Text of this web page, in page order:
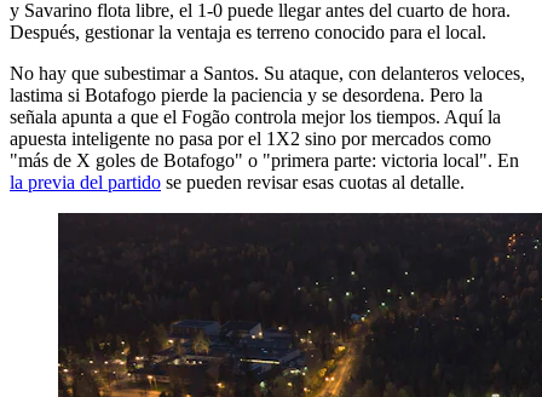
y Savarino flota libre, el 1-0 puede llegar antes del cuarto de hora.
Después, gestionar la ventaja es terreno conocido para el local.
No hay que subestimar a Santos. Su ataque, con delanteros veloces,
lastima si Botafogo pierde la paciencia y se desordena. Pero la
señala apunta a que el Fogão controla mejor los tiempos. Aquí la
apuesta inteligente no pasa por el 1X2 sino por mercados como
"más de X goles de Botafogo" o "primera parte: victoria local". En
la previa del partido se pueden revisar esas cuotas al detalle.